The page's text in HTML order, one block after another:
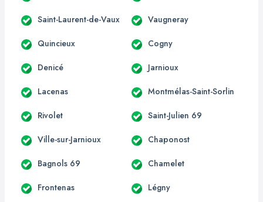
Saint-Laurent-de-Vaux Vaugneray
Quincieux Cogny
Denicé Jarnioux
Lacenas Montmélas-Saint-Sorlin
Rivolet Saint-Julien 69
Ville-sur-Jarnioux Chaponost
Bagnols 69 Chamelet
Frontenas Légny